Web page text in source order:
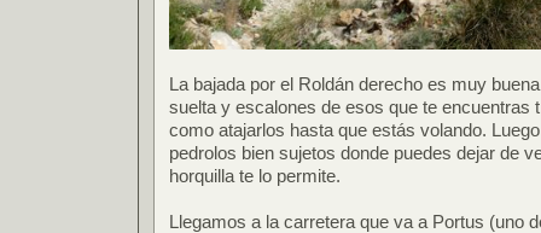
La bajada por el Roldán derecho es muy
suelta y escalones de esos que te encuentras
como atajarlos hasta que estás volando.
pedrolos bien sujetos donde puedes dejar de
horquilla te lo permite.
Llegamos a la carretera que va a Portus (uno